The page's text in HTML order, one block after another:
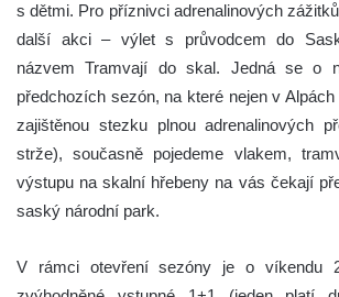
s dětmi. Pro příznivci adrenalinových
další akci – výlet s průvodcem do
názvem Tramvají do skal. Jedná se o
předchozích sezón, na které nejen v
zajištěnou stezku plnou adrenalinových
strže), současně pojedeme vlakem,
výstupu na skalní hřebeny na vás čekají
saský národní park.
V rámci otevření sezóny je o víkendu